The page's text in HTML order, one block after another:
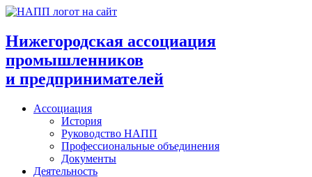
Перейти
содержимому
Нижегородская ассоциация
промышленников
и предпринимателей
Ассоциация
История
Руководство НАПП
Профессиональные объединения
Документы
Деятельность